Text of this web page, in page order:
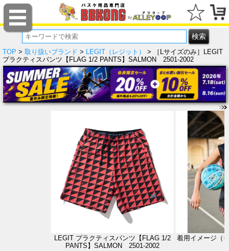
TOP > 取り扱いブランド > LEGIT（レジット）
> ［Lサイズのみ］LEGIT
プラクティスパンツ【FLAG 1/2 PANTS】SALMON 2501-2002
LEGIT プラクティスパンツ【FLAG 1/2
PANTS】SALMON 2501-2002
着用イメージ（